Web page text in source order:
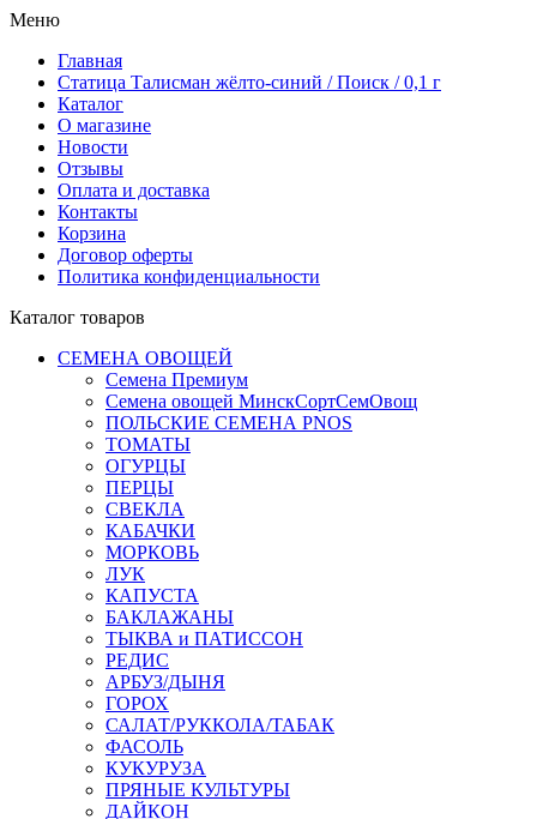
Меню
Главная
Статица Талисман жёлто-синий / Поиск / 0,1 г
Каталог
О магазине
Новости
Отзывы
Оплата и доставка
Контакты
Корзина
Договор оферты
Политика конфиденциальности
Каталог товаров
СЕМЕНА ОВОЩЕЙ
Семена Премиум
Семена овощей МинскСортСемОвощ
ПОЛЬСКИЕ СЕМЕНА PNOS
ТОМАТЫ
ОГУРЦЫ
ПЕРЦЫ
СВЕКЛА
КАБАЧКИ
МОРКОВЬ
ЛУК
КАПУСТА
БАКЛАЖАНЫ
ТЫКВА и ПАТИССОН
РЕДИС
АРБУЗ/ДЫНЯ
ГОРОХ
САЛАТ/РУККОЛА/ТАБАК
ФАСОЛЬ
КУКУРУЗА
ПРЯНЫЕ КУЛЬТУРЫ
ДАЙКОН